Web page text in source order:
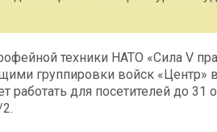
техники НАТО «Сила V
группировки войск «Центр»
работать для посетителей до 31